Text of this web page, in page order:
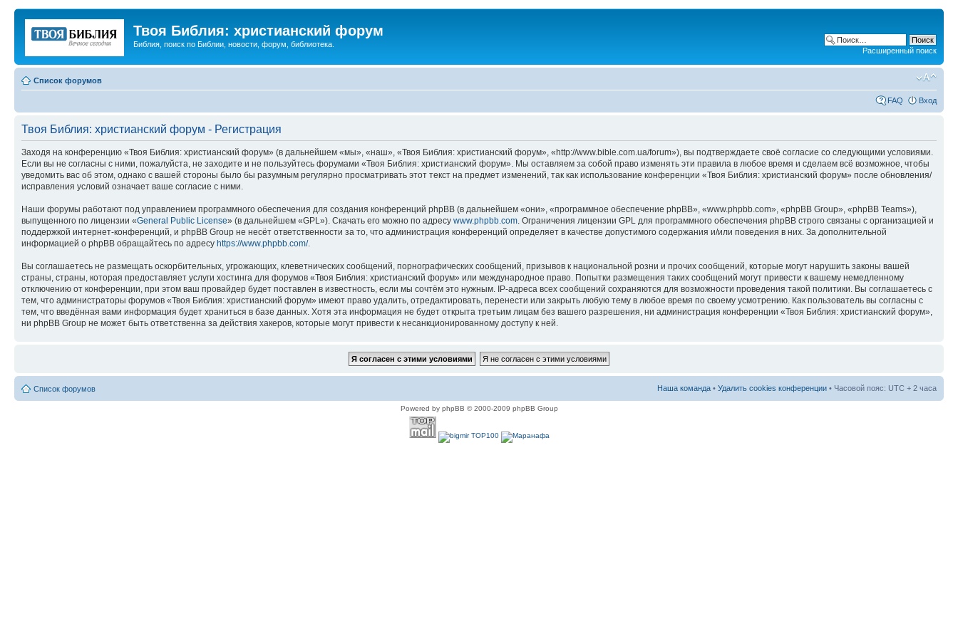
Твоя Библия: христианский форум
Библия, поиск по Библии, новости, форум, библиотека.
Расширенный поиск
Список форумов
FAQ Вход
Твоя Библия: христианский форум - Регистрация
Заходя на конференцию «Твоя Библия: христианский форум» (в дальнейшем «мы», «наш», «Твоя Библия: христианский форум», «http://www.bible.com.ua/forum»), вы подтверждаете своё согласие со следующими условиями.
Если вы не согласны с ними, пожалуйста, не заходите и не пользуйтесь форумами «Твоя Библия: христианский форум». Мы оставляем за собой право изменять эти правила в любое время и сделаем всё возможное, чтобы
уведомить вас об этом, однако с вашей стороны было бы разумным регулярно просматривать этот текст на предмет изменений, так как использование конференции «Твоя Библия: христианский форум» после обновления/
исправления условий означает ваше согласие с ними.
Наши форумы работают под управлением программного обеспечения для создания конференций phpBB (в дальнейшем «они», «программное обеспечение phpBB», «www.phpbb.com», «phpBB Group», «phpBB Teams»),
выпущенного по лицензии «General Public License» (в дальнейшем «GPL»). Скачать его можно по адресу www.phpbb.com . Ограничения лицензии GPL для программного обеспечения phpBB строго связаны с организацией и
поддержкой интернет-конференций, и phpBB Group не несёт ответственности за то, что администрация конференций определяет в качестве допустимого содержания и/или поведения в них. За дополнительной
информацией о phpBB обращайтесь по адресу https://www.phpbb.com/.
Вы соглашаетесь не размещать оскорбительных, угрожающих, клеветнических сообщений, порнографических сообщений, призывов к национальной розни и прочих сообщений, которые могут нарушить законы вашей
страны, страны, которая предоставляет услуги хостинга для форумов «Твоя Библия: христианский форум» или международное право. Попытки размещения таких сообщений могут привести к вашему немедленному
отключению от конференции, при этом ваш провайдер будет поставлен в известность, если мы сочтём это нужным. IP-адреса всех сообщений сохраняются для возможности проведения такой политики. Вы соглашаетесь с
тем, что администраторы форумов «Твоя Библия: христианский форум» имеют право удалить, отредактировать, перенести или закрыть любую тему в любое время по своему усмотрению. Как пользователь вы согласны с
тем, что введённая вами информация будет храниться в базе данных. Хотя эта информация не будет открыта третьим лицам без вашего разрешения, ни администрация конференции «Твоя Библия: христианский форум»,
ни phpBB Group не может быть ответственна за действия хакеров, которые могут привести к несанкционированному доступу к ней.
Список форумов Наша команда • Удалить cookies конференции • Часовой пояс: UTC + 2 часа
Powered by phpBB © 2000-2009 phpBB Group